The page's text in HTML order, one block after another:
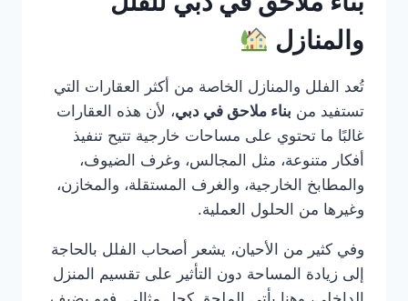
والمنازل
تُعد الفلل والمنازل الخاصة من أكثر العقارات التي
تستفيد من بناء ملاحق في دبي، لأن هذه العقارات
غالبًا ما تحتوي على مساحات خارجية تتيح تنفيذ
أفكار متنوعة، مثل المجالس، وغرف الضيوف،
والمطابخ الخارجية، والغرف المستقلة، والمخازن،
وغيرها من الحلول العملية.
وفي كثير من الأحيان، يشعر أصحاب الفلل بالحاجة
إلى زيادة المساحة دون التأثير على تقسيم المنزل